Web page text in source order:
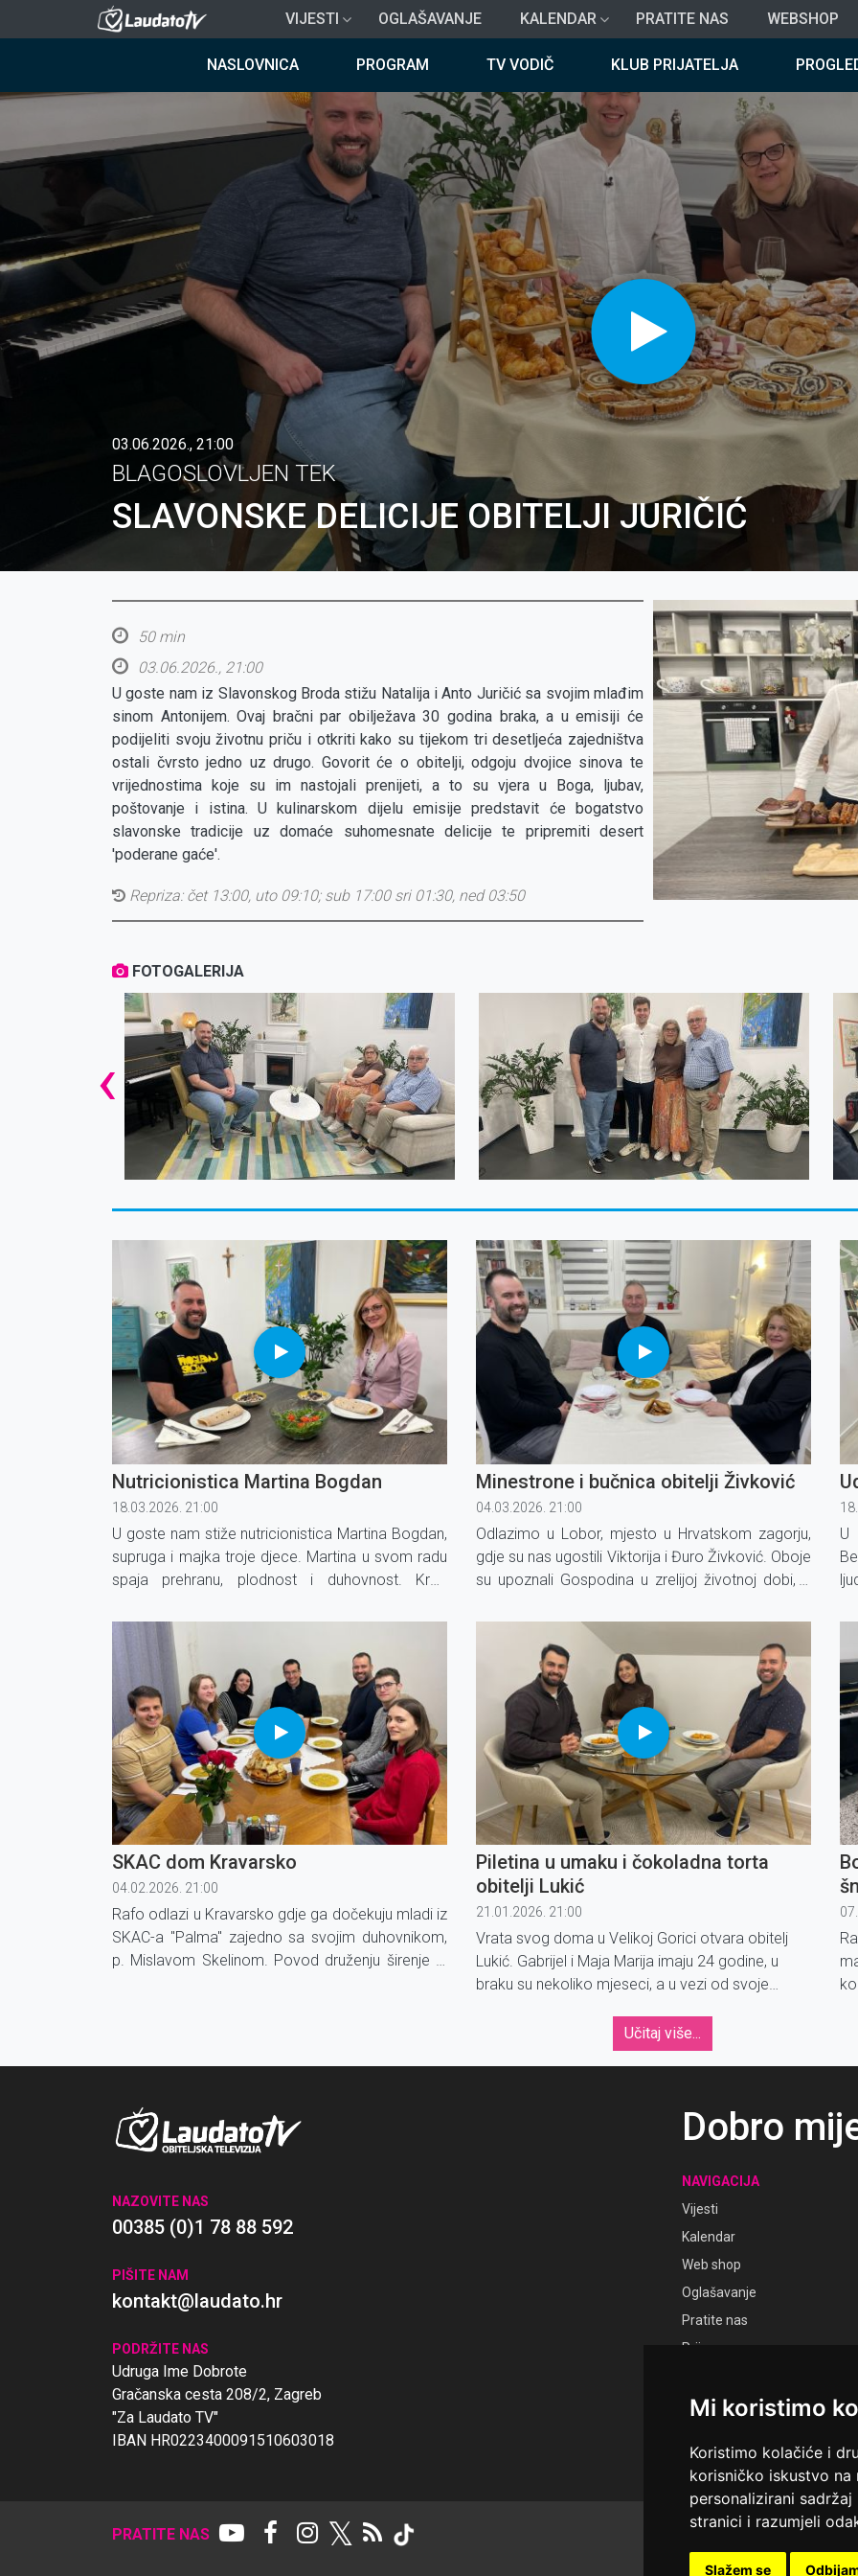
Mi koristimo
Koristimo kolačiće i
korisničko iskustvo
personalizirani
stranici i razumjeli
Slažem se
na
VIJESTI OGLAŠAVANJE KALENDAR PRATITE NAS WEBSHOP
NASLOVNICA PROGRAM TV VODIČ KLUB PRIJATELJA
03.06.2026., 21:00
BLAGOSLOVLJEN TEK
SLAVONSKE DELICIJE OBITELJI JURIČIĆ
50 min
03.06.2026., 21:00
U goste nam iz Slavonskog Broda stižu Natalija i Anto Juričić sa svojim mlađim
sinom Antonijem. Ovaj bračni par obilježava 30 godina braka, a u emisiji će
podijeliti svoju životnu priču i otkriti kako su tijekom tri desetljeća zajedništva
ostali čvrsto jedno uz drugo. Govorit će o obitelji, odgoju dvojice sinova te
vrijednostima koje su im nastojali prenijeti, a to su vjera u Boga, ljubav,
poštovanje i istina. U kulinarskom dijelu emisije predstavit će bogatstvo
slavonske tradicije uz domaće suhomesnate delicije te pripremiti desert
'poderane gaće'.
Repriza: čet 13:00, uto 09:10; sub 17:00 sri 01:30, ned 03:50
FOTOGALERIJA
‹
Nutricionistica Martina Bogdan
18.03.2026. 21:00
U goste nam stiže nutricionistica Martina Bogdan,
supruga i majka troje djece. Martina u svom radu
spaja prehranu, plodnost i duhovnost. Kroz
parove u osjetljivim životnim razdobljima kod
pokušaja začeća.
Minestrone i bučnica obitelji Živković
04.03.2026. 21:00
Odlazimo u Lobor, mjesto u Hrvatskom zagorju,
gdje su nas ugostili Viktorija i Đuro Živković. Oboje
su upoznali Gospodina u zrelijoj životnoj dobi, a
U
SKAC dom Kravarsko
04.02.2026. 21:00
Rafo odlazi u Kravarsko gdje ga dočekuju mladi iz
SKAC-a ''Palma'' zajedno sa svojim duhovnikom,
p. Mislavom Skelinom. Povod druženju širenje je
Piletina u umaku i čokoladna torta
obitelji Lukić
21.01.2026. 21:00
Vrata svog doma u Velikoj Gorici otvara obitelj
Lukić. Gabrijel i Maja Marija imaju 24 godine, u
braku su nekoliko mjeseci, a u vezi od svoje
Učitaj više...
NAZOVITE NAS
00385 (0)1 78 88 592
PIŠITE NAM
kontakt@laudato.hr
PODRŽITE NAS
Udruga Ime Dobrote
Gračanska cesta 208/2, Zagreb
"Za Laudato TV"
IBAN HR0223400091510603018
Dobro
NAVIGACIJA
Vijesti
Kalendar
Web shop
Oglašavanje
Pratite nas
Prijava
PRATITE NAS 𝕏
© Sva prava pridržana
Održavatelj Netcom